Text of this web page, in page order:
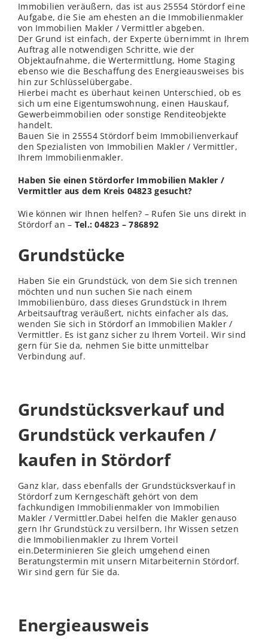
Immobilien veräußern, das ist aus 25554 Stördorf eine
Aufgabe, die Sie am ehesten an die Immobilienmakler
von Immobilien Makler / Vermittler abgeben.
Der Grund ist einfach, der Experte übernimmt in Ihrem
Auftrag alle notwendigen Schritte, wie der
Objektaufnahme, die Wertermittlung, Home Staging
ebenso wie die Beschaffung des Energieausweises bis
hin zur Schlüsselübergabe.
Hierbei macht es überhaut keinen Unterschied, ob es
sich um eine Eigentumswohnung, einen Hauskauf,
Gewerbeimmobilien oder sonstige Renditeobjekte
handelt.
Bauen Sie in 25554 Stördorf beim Immobilienverkauf
den Spezialisten von Immobilien Makler / Vermittler,
Ihrem Immobilienmakler.
Haben Sie einen Stördorfer Immobilien Makler /
Vermittler aus dem Kreis 04823 gesucht?
Wie können wir Ihnen helfen? – Rufen Sie uns direkt in
Stördorf an – Tel.: 04823 – 786892
Grundstücke
Haben Sie ein Grundstück, von dem Sie sich trennen
möchten und nun suchen Sie nach einem
Immobilienbüro, dass dieses Grundstück in Ihrem
Arbeitsauftrag veräußert, nichts einfacher als das,
wenden Sie sich in Stördorf an Immobilien Makler /
Vermittler. Es ist ganz sicher zu Ihrem Vorteil. Wir sind
gern für Sie da, nehmen Sie bitte unmittelbar
Verbindung auf.
Grundstücksverkauf und
Grundstück verkaufen /
kaufen in Stördorf
Ganz klar, dass ebenfalls der Grundstücksverkauf in
Stördorf zum Kerngeschäft gehört von dem
fachkundigen Immobilienmakler von Immobilien
Makler / Vermittler.Dabei helfen die Makler genauso
gern Ihr Grundstück zu versilbern, Ihr Wissen setzen
die Immobilienmakler zu Ihrem Vorteil
ein.Determinieren Sie gleich umgehend einen
Beratungstermin mit unsern Mitarbeiternin Stördorf.
Wir sind gern für Sie da.
Energieausweis